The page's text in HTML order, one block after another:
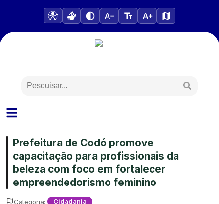
Prefeitura de Codó promove
capacitação para profissionais da
beleza com foco em fortalecer
empreendedorismo feminino
Categoria: Cidadania